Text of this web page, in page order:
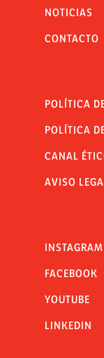
NOTICIAS
CONTACTO
POLÍTICA
POLÍTICA
CANAL
AVISO
INSTAGRAM
FACEBOOK
YOUTUBE
LINKEDIN